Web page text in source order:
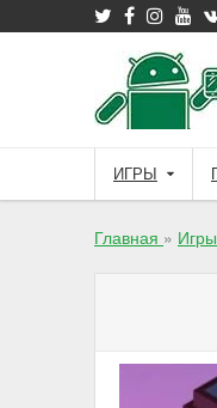
to
ИГРЫ
Главная » Игры